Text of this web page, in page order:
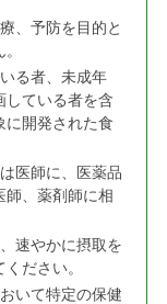
、予防を目的と
る者、未成年
している者を含
に開発された食
医師に、医薬品
師、薬剤師に相
速やかに摂取を
ださい。
いて特定の保健